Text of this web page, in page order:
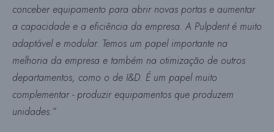
conceber equipamento para abrir novas portas e aumentar
a capacidade e a eficiência da empresa. A Pulpdent é muito
adaptável e modular. Temos um papel importante na
melhoria da empresa e também na otimização de outros
departamentos, como o de I&D. É um papel muito
complementar - produzir equipamentos que produzem
unidades.”